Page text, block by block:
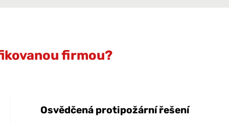
firmou?
Osvědčená protipožární řešení